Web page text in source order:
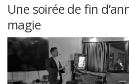
RÉALISATIONS BLOG
Une soirée de fin
magie